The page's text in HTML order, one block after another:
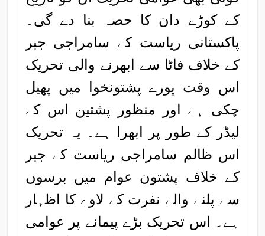
کے کوڑے دان کا حصہ بنا دے گی۔
پاکستانی ریاست کے سامراجی جبر
کے خلاف فاٹا سے ابھرنے والی تحریک
اس وقت پورے پشتونخوا میں پھیل
چکی ہے اور منظور پشتین اس کے
لیڈر کے طور پر ابھرا ہے۔ یہ تحریک
اس ظالم سامراجی ریاست کے جبر
کے خلاف پشتون عوام میں برسوں
سے پلنے والے نفرت کے لاوے کا اظہار
ہے۔ اس تحریک بڑے پیمانے پر عوامی